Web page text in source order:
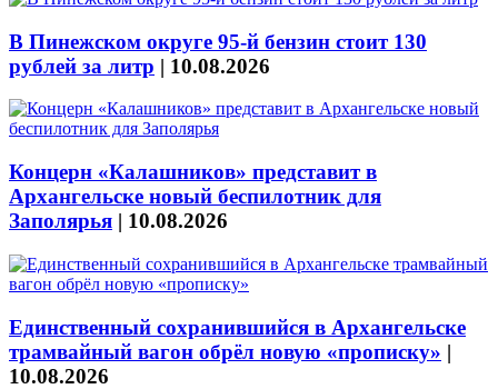
В Пинежском округе 95-й бензин стоит 130
рублей за литр | 10.08.2026
Концерн «Калашников» представит в
Архангельске новый беспилотник для
Заполярья | 10.08.2026
Единственный сохранившийся в Архангельске
трамвайный вагон обрёл новую «прописку» |
10.08.2026